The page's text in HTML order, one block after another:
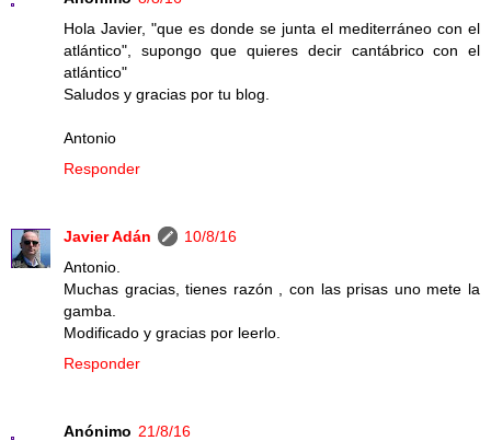
Hola Javier, "que es donde se junta el mediterráneo con el
atlántico", supongo que quieres decir cantábrico con el
atlántico"
Saludos y gracias por tu blog.
Antonio
Responder
Javier Adán
10/8/16
Antonio.
Muchas gracias, tienes razón , con las prisas uno mete la
gamba.
Modificado y gracias por leerlo.
Responder
Anónimo 21/8/16